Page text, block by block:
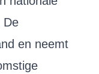
De
en neemt